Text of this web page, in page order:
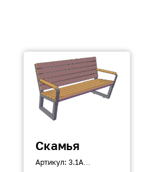
Скамья
Артикул: 3.1А